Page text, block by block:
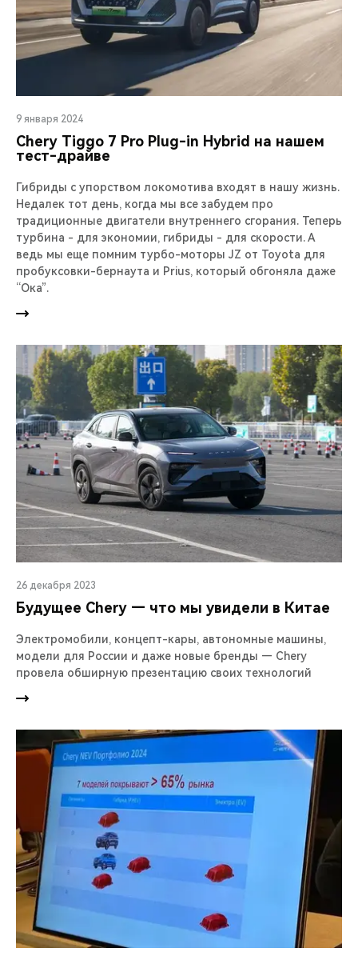
9 января 2024
Chery Тiggo 7 Pro Plug-in Hybrid на нашем
тест-драйве
Гибриды с упорством локомотива входят в нашу жизнь.
Недалек тот день, когда мы все забудем про
традиционные двигатели внутреннего сгорания. Теперь
турбина - для экономии, гибриды - для скорости. А
ведь мы еще помним турбо-моторы JZ от Toyota для
пробуксовки-бернаута и Prius, который обгоняла даже
“Ока”.
26 декабря 2023
Будущее Chery — что мы увидели в Китае
Электромобили, концепт-кары, автономные машины,
модели для России и даже новые бренды — Chery
провела обширную презентацию своих технологий